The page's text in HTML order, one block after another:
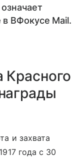
в ВФокусе Mail.
Красного
и захвата
года с 30